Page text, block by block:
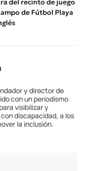
del recinto de juego
de Fútbol Playa
y director de
con un periodismo
visibilizar y
discapacidad, a los
la inclusión.